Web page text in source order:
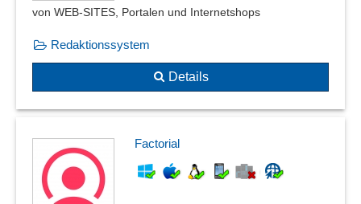
von WEB-SITES, Portalen und Internetshops
Redaktionssystem
Details
Factorial